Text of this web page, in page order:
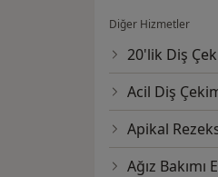
Diğer Hizmetler
20'lik Diş
Acil Diş
Apikal
Ağız Bakımı